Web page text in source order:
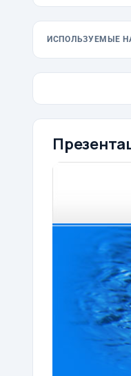
ИСПОЛЬЗУЕМЫЕ